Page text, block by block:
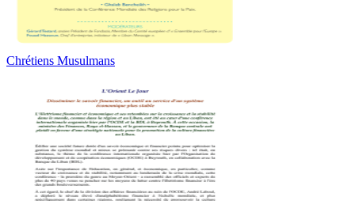
Chrétiens Musulmans